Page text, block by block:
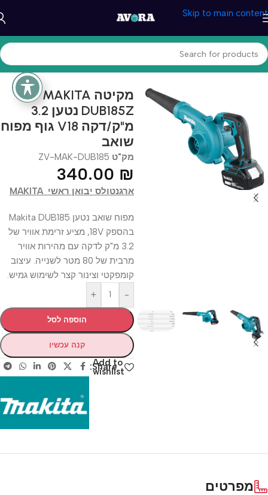
Skip to main content
עמוד הבית/כלי עבודה וצבע/כלי עבודה
מקיטה MAKITA
DUB185Z נטען 3.2
מ"ק/דקה V18 גוף מפוח
שואב
מק"ט ZV-MAK-DUB185
340.00 ₪
ארגנטולס יבואן ראשי MAKITA
מפוח שואב נטען Makita DUB185
בהספק 18V, מציע זרימת אוויר של
3.2 מ"ק לדקה עם מהירות אוויר
מרבית של 80 מטר לשנייה. עיצוב
קומפקטי וצינור קצר לשימוש גמיש.
-
+
הוספה לסל
קנה עכשיו
Add to
wishlist
Share:
מפרטים